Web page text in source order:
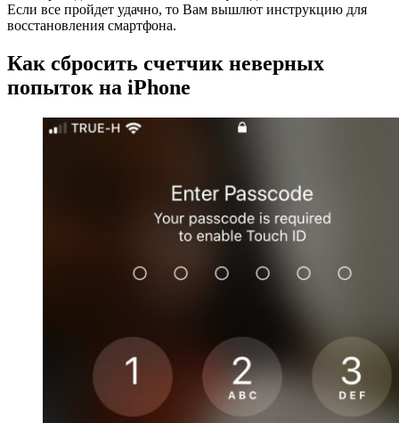
Если все пройдет удачно, то Вам вышлют инструкцию для
восстановления смартфона.
Как сбросить счетчик неверных
попыток на iPhone